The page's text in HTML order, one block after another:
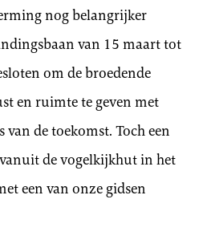
nog belangrijker
van 15 maart tot
om de broedende
en ruimte te geven met
de toekomst. Toch een
de vogelkijkhut in het
een van onze gidsen